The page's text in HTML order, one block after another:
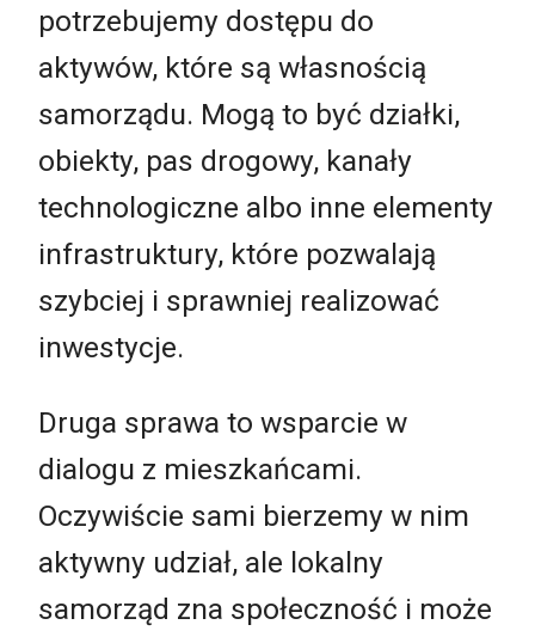
potrzebujemy dostępu do
aktywów, które są własnością
samorządu. Mogą to być działki,
obiekty, pas drogowy, kanały
technologiczne albo inne elementy
infrastruktury, które pozwalają
szybciej i sprawniej realizować
inwestycje.
Druga sprawa to wsparcie w
dialogu z mieszkańcami.
Oczywiście sami bierzemy w nim
aktywny udział, ale lokalny
samorząd zna społeczność i może